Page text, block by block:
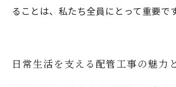
ることは、私たち全員にとって重要です
日常生活を支える配管工事の魅力